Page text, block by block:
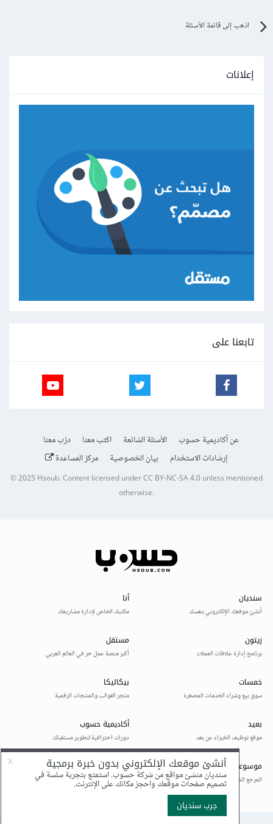
اذهب إلى قائمة الأسئلة
إعلانات
تابعنا على
عن أكاديمية حسوب الأسئلة الشائعة اكتب معنا
درّب معنا
إرشادات الاستخدام
بيان الخصوصية مركز المساعدة
© 2025Hsoub.Content licensed underCC BY-NC-SA 4.0unless mentioned
otherwise.